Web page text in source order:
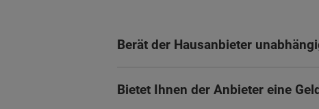
Berät der Hausanbieter
Bietet Ihnen der Anbieter eine